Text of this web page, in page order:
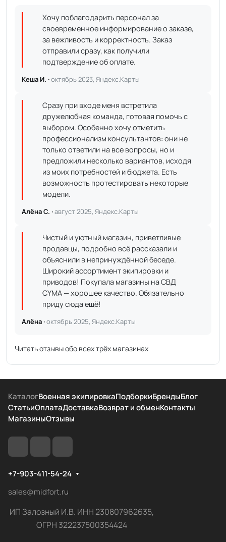
Хочу поблагодарить персонал за
своевременное информирование о заказе,
за вежливость и корректность. Заказ
отправили сразу, как получили
подтверждение об оплате.
Кеша И. ·октябрь 2023, Яндекс.Карты
Сразу при входе меня встретила
дружелюбная команда, готовая помочь с
выбором. Особенно хочу отметить
профессионализм консультантов: они не
только ответили на все вопросы, но и
предложили несколько вариантов, исходя
из моих потребностей и бюджета. Есть
возможность протестировать некоторые
модели.
Алёна С. ·август 2025, Яндекс.Карты
Чистый и уютный магазин, приветливые
продавцы, подробно всё рассказали и
объяснили в непринуждённой беседе.
Широкий ассортимент экипировки и
приводов! Покупала магазины на СВД
CYMA — хорошее качество. Обязательно
приду сюда ещё!
Алёна ·октябрь 2025, Яндекс.Карты
Читать отзывы обо всех трёх магазинах
КаталогВоенная экипировкаПодборкиБрендыБлог
СтатьиОплатаДоставкаВозврат и обменКонтакты
МагазиныОтзывы
+7-903-411-54-24
sales@midfort.ru
ИП Залозный И.В. ИНН 230807962635,
ОГРН 322237500354424